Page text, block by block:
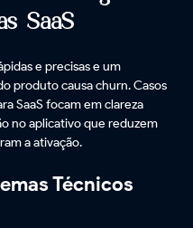
SaaS
e precisas e um
produto causa churn. Casos
SaaS focam em clareza
no aplicativo que reduzem
a ativação.
Técnicos